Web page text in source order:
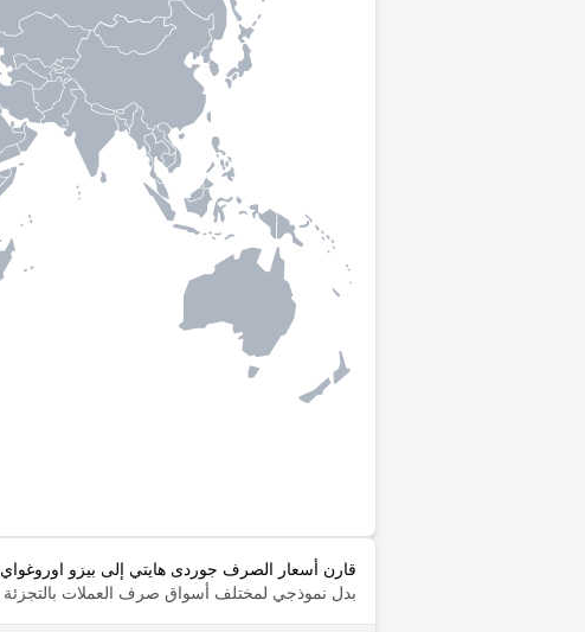
قارن أسعار الصرف جوردى هايتي إلى بيزو اوروغواي
بدل نموذجي لمختلف أسواق صرف العملات بالتجزئة